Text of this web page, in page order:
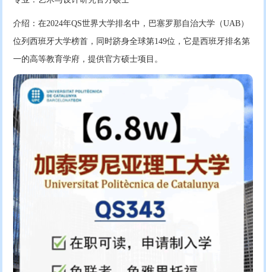
介绍：在2024年QS世界大学排名中，巴塞罗那自治大学（UAB）
位列西班牙大学榜首，同时跻身全球第149位，它是西班牙排名第
一的高等教育学府，提供官方硕士项目。